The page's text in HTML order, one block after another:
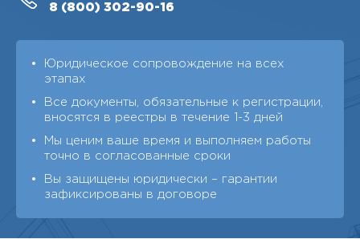
8 (800) 302-90-16
Юридическое сопровождение на всех
этапах
Все документы, обязательные к регистрации,
вносятся в реестры в течение 1-3 дней
Мы ценим ваше время и выполняем работы
точно в согласованные сроки
Вы защищены юридически – гарантии
зафиксированы в договоре